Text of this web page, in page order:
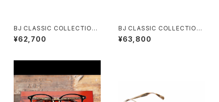
BJ CLASSIC COLLECTION
SH-PM114S 七宝あり SHINB
ARI 芯張り
¥62,700
BJ CLASSIC COLLECTION
SH-CE503A MP SHINBARI /
CRAFTSMAN EDITION
¥63,800